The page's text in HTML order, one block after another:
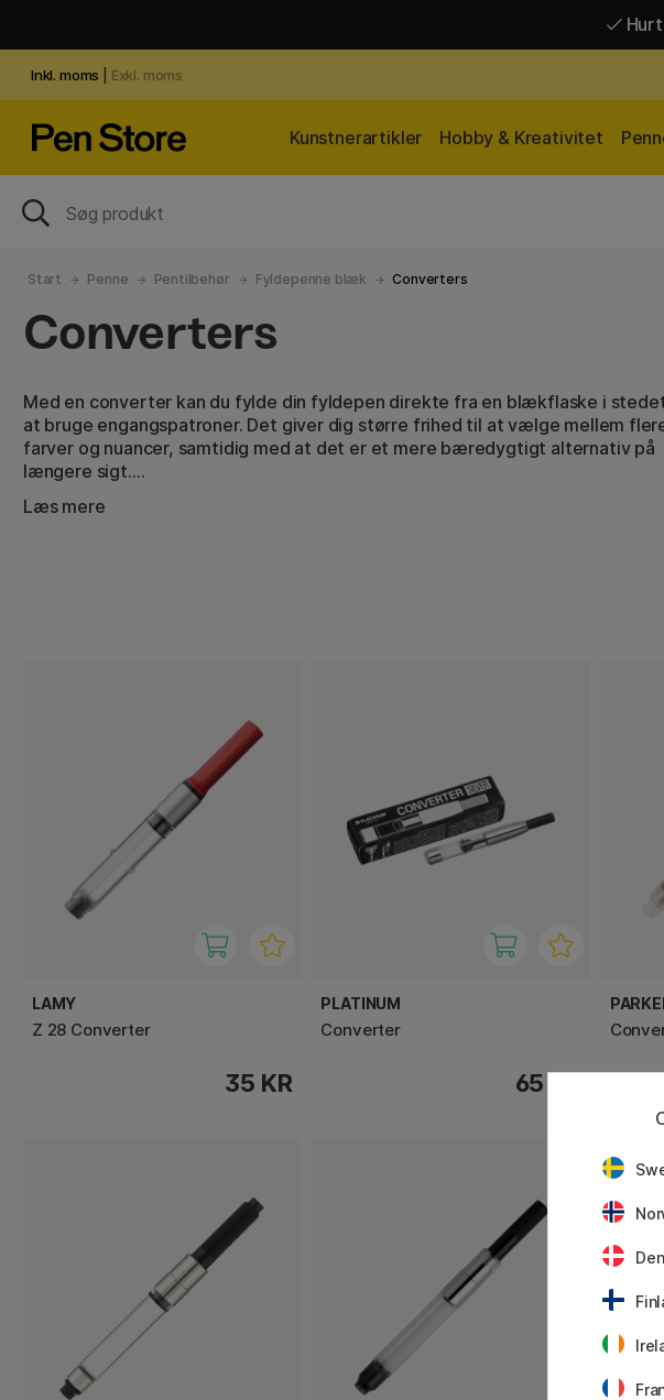
Inkl. moms Exkl. moms
Kunstnerartikler Hobby & Kreativitet
Start Penne Pentilbehør Fyldepenne blæk Converters
Converters
Med en converter kan du fylde din fyldepen direkte fra en blækflaske i
at bruge engangspatroner. Det giver dig større frihed til at vælge mellem
farver og nuancer, samtidig med at det er et mere bæredygtigt alternativ på
længere sigt.
Converters er som oftest tilpasset et bestemt mærke, så det er vigtigt at
Læs mere
LAMY
Z 28 Converter
35 KR
PLATINUM
Converter
65 KR